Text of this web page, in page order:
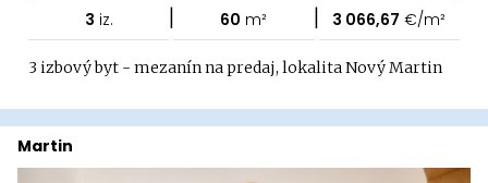
3 iz. | 60 m² | 3 066,67 €/m²
3 izbový byt - mezanín na predaj, lokalita Nový Martin
Martin